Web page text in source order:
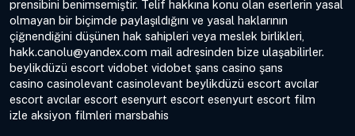
prensibini benimsemiştir. Telif hakkına konu olan eserlerin yasal
olmayan bir biçimde paylaşıldığını ve yasal haklarının
çiğnendiğini düşünen hak sahipleri veya meslek birlikleri,
hakk.canolu@yandex.com mail adresinden bize ulaşabilirler.
beylikdüzü escort vidobet vidobet şans casino şans
casino casinolevant casinolevant beylikdüzü escort avcılar
escort avcılar escort esenyurt escort esenyurt escort film
izle aksiyon filmleri marsbahis